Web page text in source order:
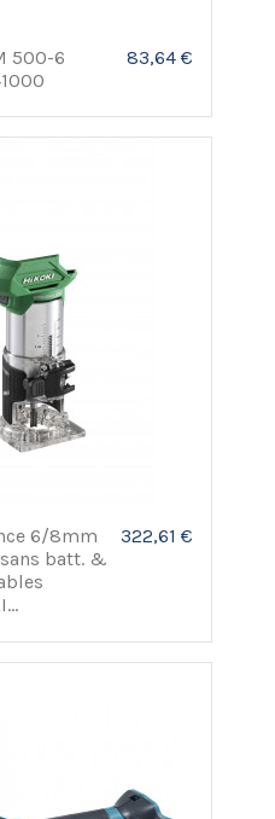
500-6
83,64 €
6/8mm
batt. &
322,61 €